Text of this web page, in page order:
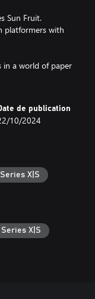
Sun Fruit.
platformers with
in a world of paper
de publication
10/2024
Series X|S
X|S